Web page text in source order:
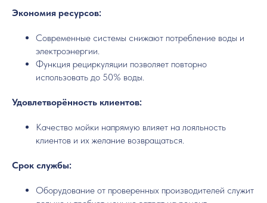
Экономия ресурсов:
Современные системы снижают потребление воды и
электроэнергии.
Функция рециркуляции позволяет повторно
использовать до 50% воды.
Удовлетворённость клиентов:
Качество мойки напрямую влияет на лояльность
клиентов и их желание возвращаться.
Срок службы:
Оборудование от проверенных производителей служит